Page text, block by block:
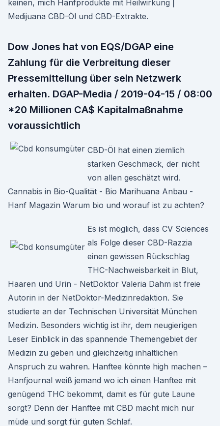
keinen, mich Hanfprodukte mit Heilwirkung |
Medijuana CBD-Öl und CBD-Extrakte.
Dow Jones hat von EQS/DGAP eine
Zahlung für die Verbreitung dieser
Pressemitteilung über sein Netzwerk
erhalten. DGAP-Media / 2019-04-15 / 08:00
*20 Millionen CA$ Kapitalmaßnahme
voraussichtlich
CBD-Öl hat einen ziemlich
starken Geschmack, der nicht
von allen geschätzt wird.
Cannabis in Bio-Qualität - Bio Marihuana Anbau -
Hanf Magazin Warum bio und worauf ist zu achten?
Es ist möglich, dass CV Sciences
als Folge dieser CBD-Razzia
einen gewissen Rückschlag
THC-Nachweisbarkeit in Blut,
Haaren und Urin - NetDoktor Valeria Dahm ist freie
Autorin in der NetDoktor-Medizinredaktion. Sie
studierte an der Technischen Universität München
Medizin. Besonders wichtig ist ihr, dem neugierigen
Leser Einblick in das spannende Themengebiet der
Medizin zu geben und gleichzeitig inhaltlichen
Anspruch zu wahren. Hanftee könnte high machen –
Hanfjournal weiß jemand wo ich einen Hanftee mit
genügend THC bekommt, damit es für gute Laune
sorgt? Denn der Hanftee mit CBD macht mich nur
müde und sorgt für guten Schlaf.